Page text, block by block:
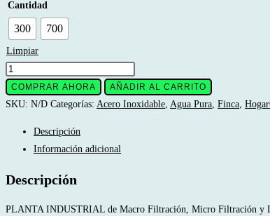
Cantidad
300 700
Limpiar
UV-
220-
PG
EFICIENTE
Sistema
de
de
COMPRAR AHORA AÑADIR AL CARRITO
SKU: N/D Categorías: Acero Inoxidable, Agua Pura, Finca,
Descripción
Información adicional
Descripción
PLANTA INDUSTRIAL de Macro Filtración, Micro Filtración